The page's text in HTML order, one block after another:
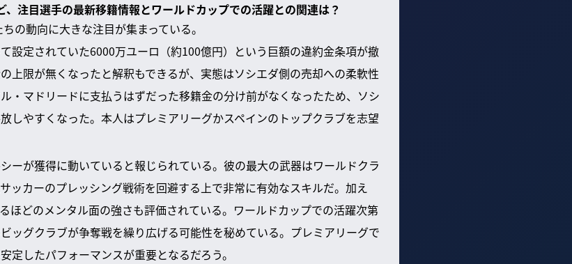
注目選手の最新移籍情報とワールドカップでの活躍との関連は？
の動向に大きな注目が集まっている。
設定されていた6000万ユーロ（約100億円）という巨額の違約金条項が撤
上限が無くなったと解釈もできるが、実態はソシエダ側の売却への柔軟性
・マドリードに支払うはずだった移籍金の分け前がなくなったため、ソシ
しやすくなった。本人はプレミアリーグかスペインのトップクラブを志望
ーが獲得に動いていると報じられている。彼の最大の武器はワールドクラ
ッカーのプレッシング戦術を回避する上で非常に有効なスキルだ。加え
ほどのメンタル面の強さも評価されている。ワールドカップでの活躍次第
ッグクラブが争奪戦を繰り広げる可能性を秘めている。プレミアリーグで
定したパフォーマンスが重要となるだろう。